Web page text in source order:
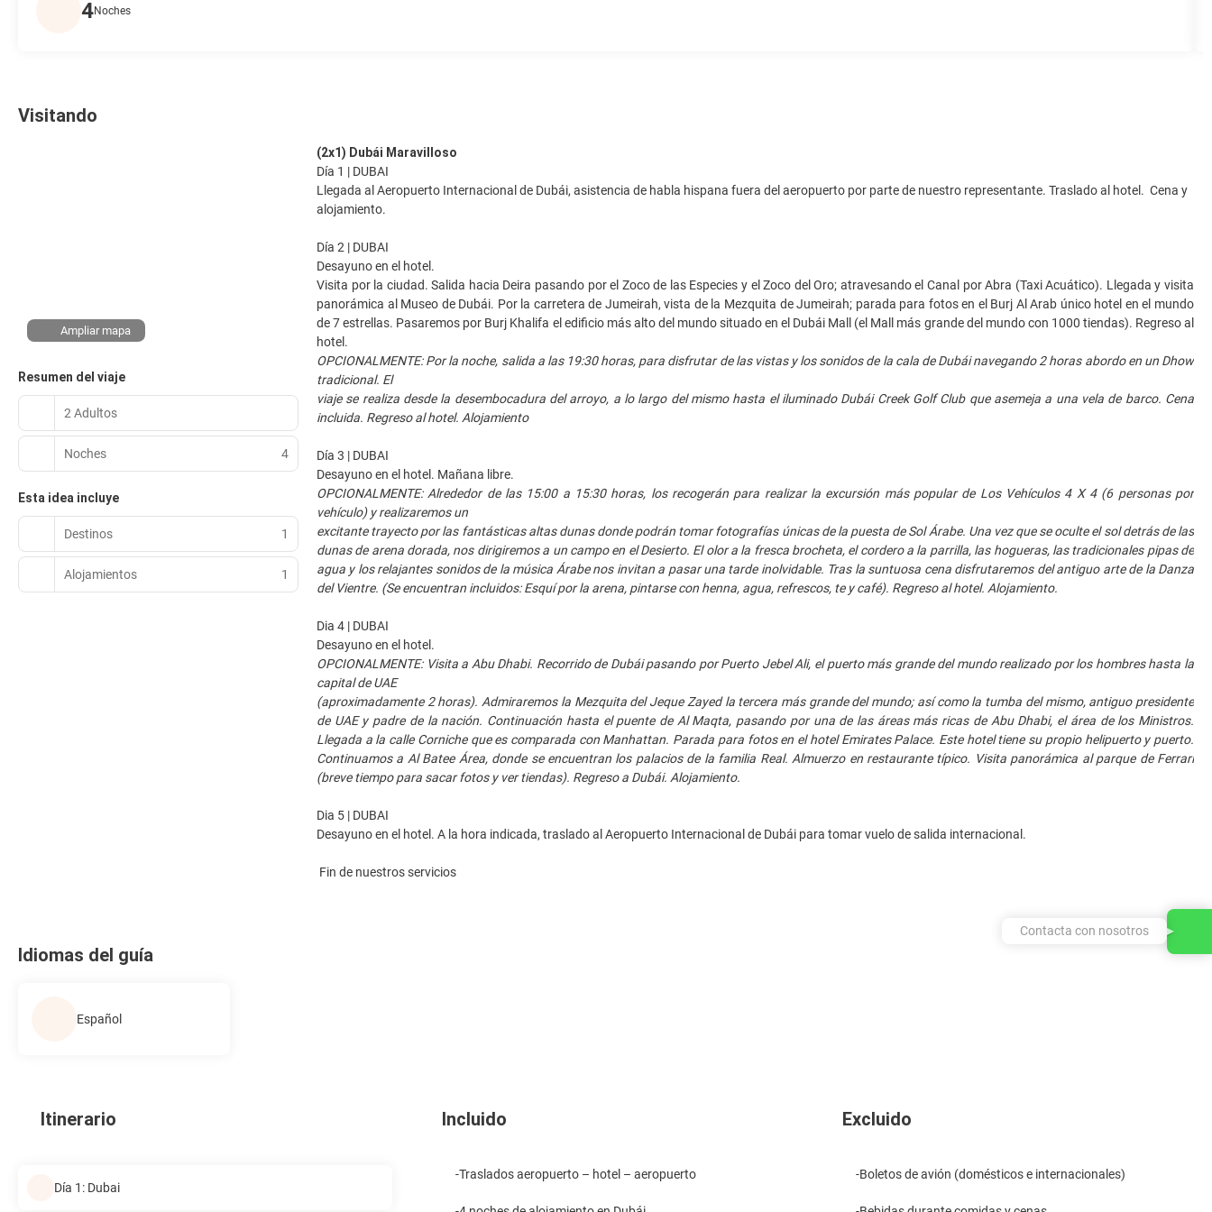
4Noches
Visitando
Ampliar mapa
Resumen del viaje
2 Adultos
Noches 4
Esta idea incluye
Destinos 1
Alojamientos 1
(2x1) Dubái Maravilloso
Día 1 | DUBAI
Llegada al Aeropuerto Internacional de Dubái, asistencia de habla hispana fuera del aeropuerto por parte de nuestro representante. Traslado al hotel. Cena y
alojamiento.
Día 2 | DUBAI
Desayuno en el hotel.
Visita por la ciudad. Salida hacia Deira pasando por el Zoco de las Especies y el Zoco del Oro; atravesando el Canal por Abra (Taxi Acuático). Llegada y visita
panorámica al Museo de Dubái. Por la carretera de Jumeirah, vista de la Mezquita de Jumeirah; parada para fotos en el Burj Al Arab único hotel en el mundo
de 7 estrellas. Pasaremos por Burj Khalifa el edificio más alto del mundo situado en el Dubái Mall (el Mall más grande del mundo con 1000 tiendas). Regreso al
hotel.
OPCIONALMENTE: Por la noche, salida a las 19:30 horas, para disfrutar de las vistas y los sonidos de la cala de Dubái navegando 2 horas abordo en un Dhow
tradicional. El
viaje se realiza desde la desembocadura del arroyo, a lo largo del mismo hasta el iluminado Dubái Creek Golf Club que asemeja a una vela de barco. Cena
incluida. Regreso al hotel. Alojamiento
Día 3 | DUBAI
Desayuno en el hotel. Mañana libre.
OPCIONALMENTE: Alrededor de las 15:00 a 15:30 horas, los recogerán para realizar la excursión más popular de Los Vehículos 4 X 4 (6 personas por
vehículo) y realizaremos un
excitante trayecto por las fantásticas altas dunas donde podrán tomar fotografías únicas de la puesta de Sol Árabe. Una vez que se oculte el sol detrás de las
dunas de arena dorada, nos dirigiremos a un campo en el Desierto. El olor a la fresca brocheta, el cordero a la parrilla, las hogueras, las tradicionales pipas de
agua y los relajantes sonidos de la música Árabe nos invitan a pasar una tarde inolvidable. Tras la suntuosa cena disfrutaremos del antiguo arte de la Danza
del Vientre. (Se encuentran incluidos: Esquí por la arena, pintarse con henna, agua, refrescos, te y café). Regreso al hotel. Alojamiento.
Dia 4 | DUBAI
Desayuno en el hotel.
OPCIONALMENTE: Visita a Abu Dhabi. Recorrido de Dubái pasando por Puerto Jebel Ali, el puerto más grande del mundo realizado por los hombres hasta la
capital de UAE
(aproximadamente 2 horas). Admiraremos la Mezquita del Jeque Zayed la tercera más grande del mundo; así como la tumba del mismo, antiguo presidente
de UAE y padre de la nación. Continuación hasta el puente de Al Maqta, pasando por una de las áreas más ricas de Abu Dhabi, el área de los Ministros.
Llegada a la calle Corniche que es comparada con Manhattan. Parada para fotos en el hotel Emirates Palace. Este hotel tiene su propio helipuerto y puerto.
Continuamos a Al Batee Área, donde se encuentran los palacios de la familia Real. Almuerzo en restaurante típico. Visita panorámica al parque de Ferrari
(breve tiempo para sacar fotos y ver tiendas). Regreso a Dubái. Alojamiento.
Dia 5 | DUBAI
Desayuno en el hotel. A la hora indicada, traslado al Aeropuerto Internacional de Dubái para tomar vuelo de salida internacional.
Fin de nuestros servicios
Idiomas del guía
Español
Itinerario
Día 1: Dubai
Incluido
-Traslados aeropuerto – hotel – aeropuerto
Excluido
-Boletos de avión (domésticos e internacionales)
Contacta con nosotros